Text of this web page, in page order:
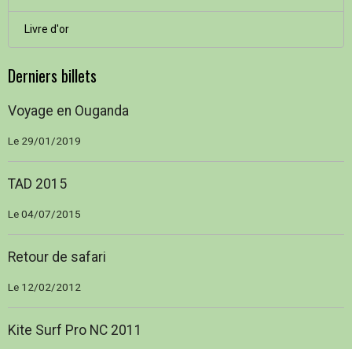
Livre d'or
Derniers billets
Voyage en Ouganda
Le 29/01/2019
TAD 2015
Le 04/07/2015
Retour de safari
Le 12/02/2012
Kite Surf Pro NC 2011